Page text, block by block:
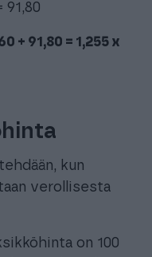
91,80
+ 91,80 = 1,255 x
kun
verollisesta
on 100